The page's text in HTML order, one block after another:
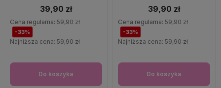
39,90 zł
Cena regularna:59,90 zł
-33%
Najniższa cena:59,90 zł
Do koszyka
39,90 zł
Cena regularna: 59,90 zł
-33%
Najniższa cena: 59,90 zł
Do koszyka